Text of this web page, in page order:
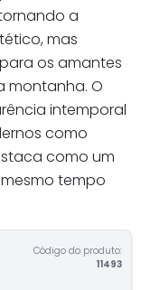
a
mas
os amantes
montanha. O
intemporal
como
como um
tempo
Código do produto:
11493